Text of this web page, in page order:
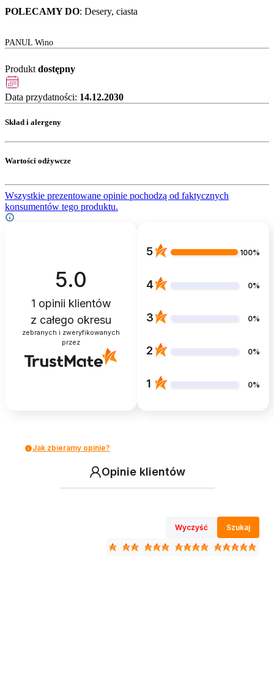
POLECAMY DO: Desery, ciasta
PANUL Wino
Produkt dostępny
Data przydatności: 14.12.2030
Skład i alergeny
Wartości odżywcze
Wszystkie prezentowane opinie pochodzą od faktycznych
konsumentów tego produktu.
5.0
1 opinii klientów
z całego okresu
zebranych i zweryfikowanych
przez
5 100%
4 0%
3 0%
2 0%
1 0%
Jak zbieramy opinie?
Opinie klientów
Wyczyść Szukaj